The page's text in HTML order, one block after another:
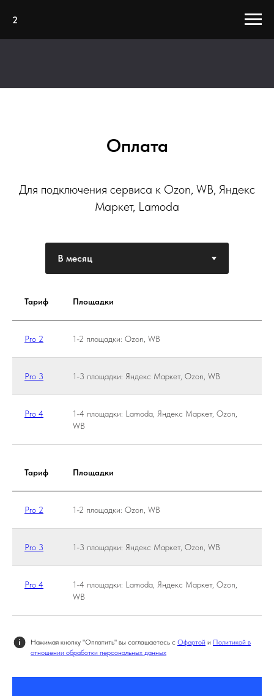
2
Оплата
Для подключения сервиса к Ozon, WB, Яндекс
Маркет, Lamoda
Тариф Площадки
Pro 2 1-2 площадки: Ozon, WB
Pro 3 1-3 площадки: Яндекс Маркет, Ozon, WB
Pro 4
1-4 площадки: Lamoda, Яндекс Маркет, Ozon,
WB
Тариф Площадки
Pro 2 1-2 площадки: Ozon, WB
Pro 3 1-3 площадки: Яндекс Маркет, Ozon, WB
Pro 4
1-4 площадки: Lamoda, Яндекс Маркет, Ozon,
WB
Нажимая кнопку "Оплатить" вы соглашаетесь с Офертой и Политикой в
отношении обработки персональных данных